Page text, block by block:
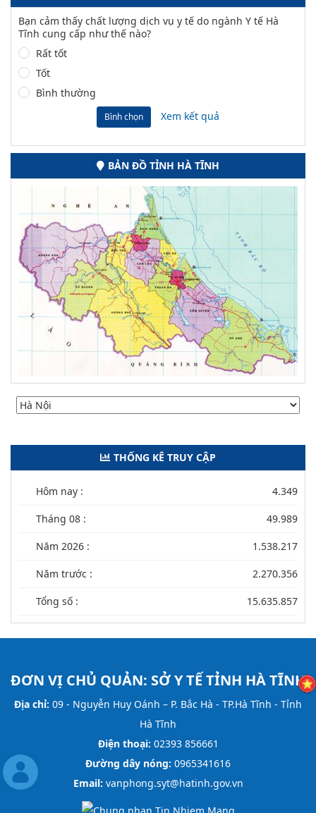
Bạn cảm thấy chất lượng dịch vụ y tế do ngành Y tế Hà
Tĩnh cung cấp như thế nào?
Rất tốt
Tốt
Bình thường
Bình chọn Xem kết quả
BẢN ĐỒ TỈNH HÀ TĨNH
THỐNG KÊ TRUY CẬP
Hôm nay : 4.349
Tháng 08 : 49.989
Năm 2026 : 1.538.217
Năm trước : 2.270.356
Tổng số : 15.635.857
ĐƠN VỊ CHỦ QUẢN: SỞ Y TẾ TỈNH HÀ TĨNH
Địa chỉ: 09 - Nguyễn Huy Oánh – P. Bắc Hà - TP.Hà Tĩnh - Tỉnh
Hà Tĩnh
Điện thoại: 02393 856661
Đường dây nóng: 0965341616
Email: vanphong.syt@hatinh.gov.vn